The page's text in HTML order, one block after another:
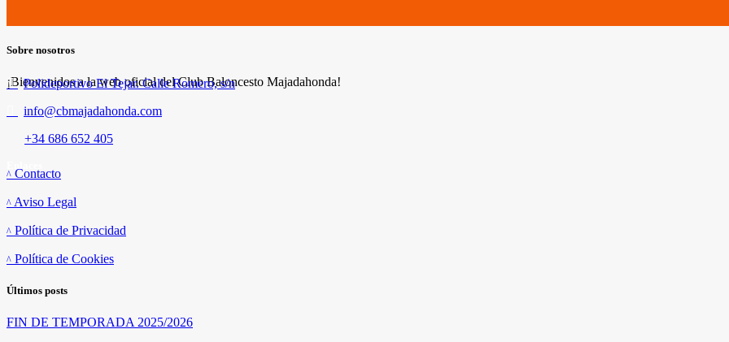
Sobre nosotros
¡Bienvenidos a la web oficial del Club Baloncesto Majadahonda!
Polideportivo El Tejar. Calle Romero, s/n
info@cbmajadahonda.com
+34 686 652 405
Contacto
Aviso Legal
Política de Privacidad
Política de Cookies
Últimos posts
FIN DE TEMPORADA 2025/2026